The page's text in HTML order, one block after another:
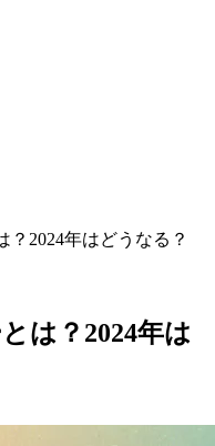
2024年はどうなる？
は？2024年は